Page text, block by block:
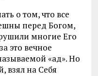
о том, что все
перед Богом,
многие Его
это вечное
«ад». Но
взял на Себя